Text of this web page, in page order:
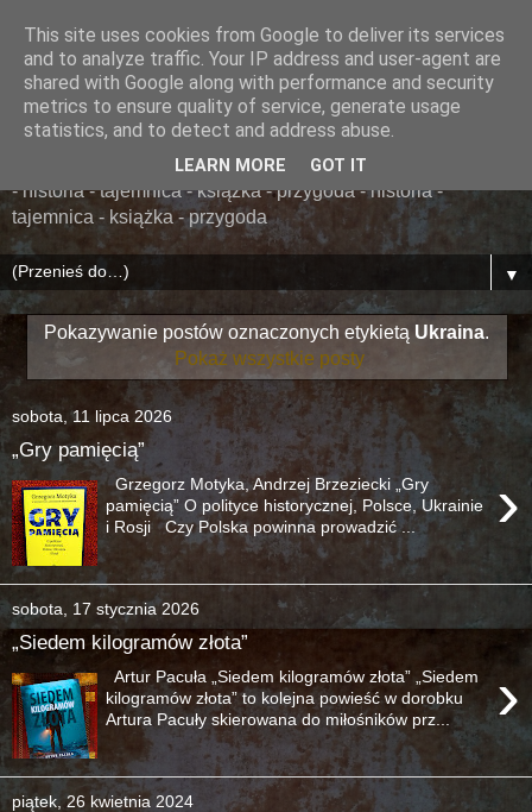
......... ZAPOMNIANA
BIBLIOTEKA ........
książka - przygoda - historia - tajemnica - książka - przygoda
- historia - tajemnica - książka - przygoda - historia -
tajemnica - książka - przygoda
▼
Pokazywanie postów oznaczonych etykietą Ukraina.
Pokaż wszystkie posty
sobota, 11 lipca 2026
„Gry pamięcią”
›
Grzegorz Motyka, Andrzej Brzeziecki „Gry
pamięcią” O polityce historycznej, Polsce, Ukrainie
i Rosji Czy Polska powinna prowadzić ...
sobota, 17 stycznia 2026
„Siedem kilogramów złota”
›
Artur Pacuła „Siedem kilogramów złota” „Siedem
kilogramów złota” to kolejna powieść w dorobku
Artura Pacuły skierowana do miłośników prz...
piątek, 26 kwietnia 2024
This site uses cookies from Google to deliver its services
and to analyze traffic. Your IP address and user-agent are
shared with Google along with performance and security
metrics to ensure quality of service, generate usage
statistics, and to detect and address abuse.
LEARN MORE GOT IT